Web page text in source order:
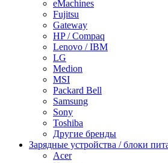
eMachines
Fujitsu
Gateway
HP / Compaq
Lenovo / IBM
LG
Medion
MSI
Packard Bell
Samsung
Sony
Toshiba
Другие бренды
Зарядные устройства / блоки
Acer